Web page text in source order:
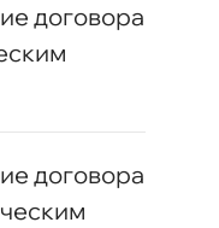
договора
договора